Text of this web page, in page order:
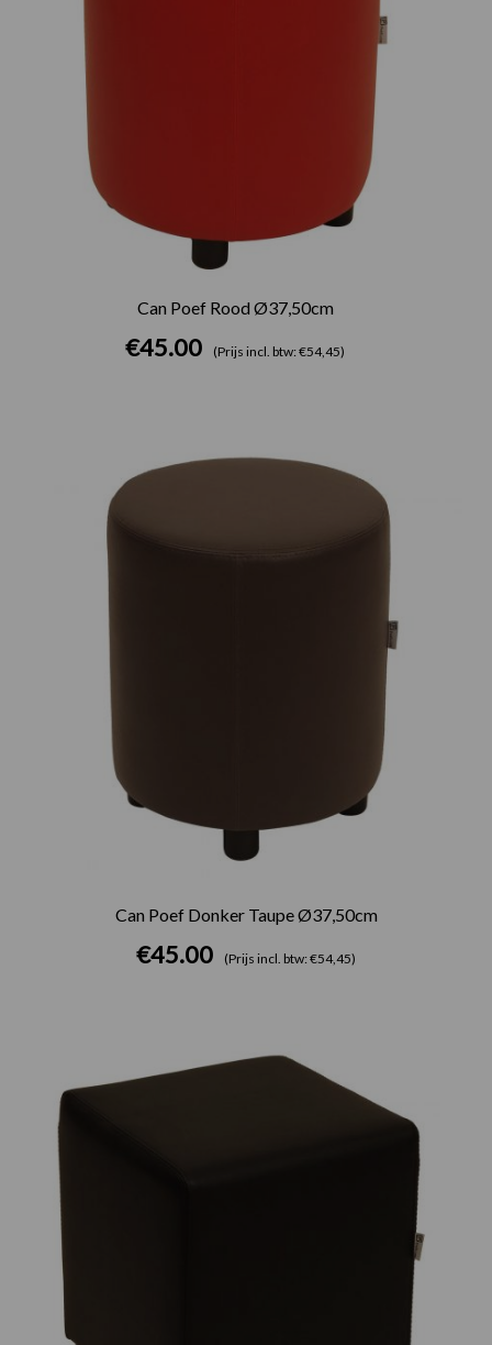
Can Poef Rood Ø37,50cm
€45.00 (Prijs incl. btw: €54,45)
Can Poef Donker Taupe Ø37,50cm
€45.00 (Prijs incl. btw: €54,45)